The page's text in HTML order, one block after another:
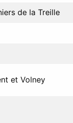
de la Treille
et Volney